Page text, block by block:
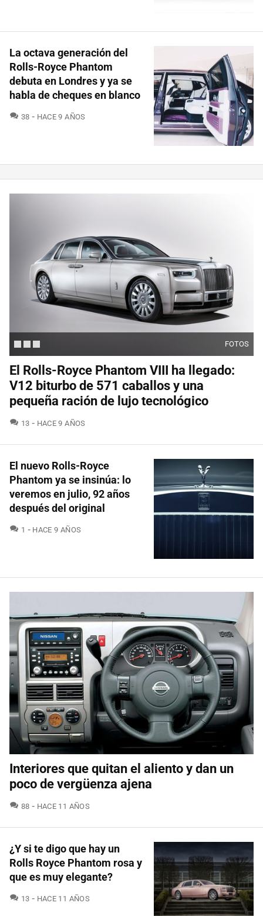
La octava generación del
Rolls-Royce Phantom
debuta en Londres y ya se
habla de cheques en blanco
38 COMENTARIOS
HACE 9 AÑOS
FOTOS
El Rolls-Royce Phantom VIII ha llegado:
V12 biturbo de 571 caballos y una
pequeña ración de lujo tecnológico
13 COMENTARIOS
HACE 9 AÑOS
El nuevo Rolls-Royce
Phantom ya se insinúa: lo
veremos en julio, 92 años
después del original
1 COMENTARIOS
HACE 9 AÑOS
Interiores que quitan el aliento y dan un
poco de vergüenza ajena
88 COMENTARIOS
HACE 11 AÑOS
¿Y si te digo que hay un
Rolls Royce Phantom rosa y
que es muy elegante?
13 COMENTARIOS
HACE 11 AÑOS